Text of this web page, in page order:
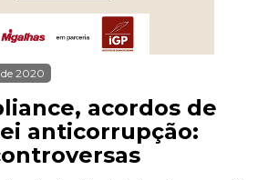
2020
acordos de
anticorrupção: